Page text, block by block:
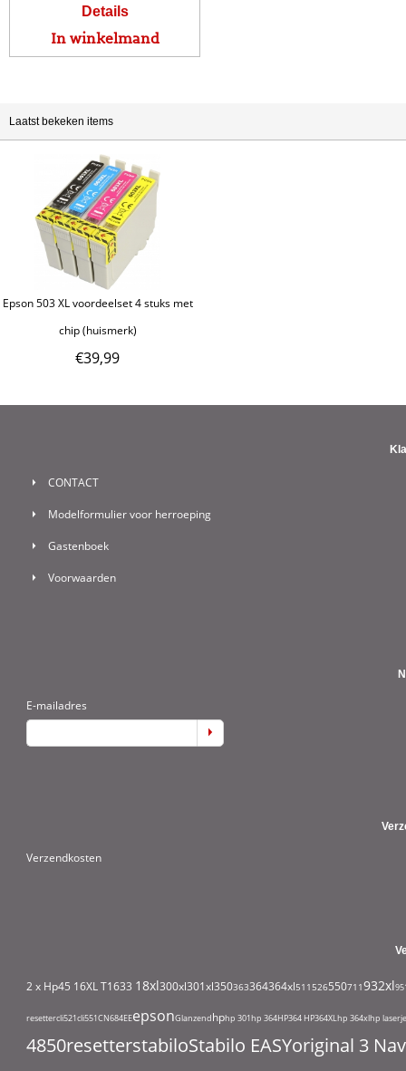
Details
In winkelmand
Laatst bekeken items
Epson 503 XL voordeelset 4 stuks met
chip (huismerk)
€39,99
CONTACT
Modelformulier voor herroeping
Gastenboek
Voorwaarden
E-mailadres
Verzendkosten
2 x Hp45 16XL T1633 18xl300xl301xl350363364364xl511526550711932xl
resettercli521cli551CN684EEepsonGlanzendhphp 301hp 364HP364 HP364XLhp 364xlhp
4850resetterstabiloStabilo EASYoriginal 3